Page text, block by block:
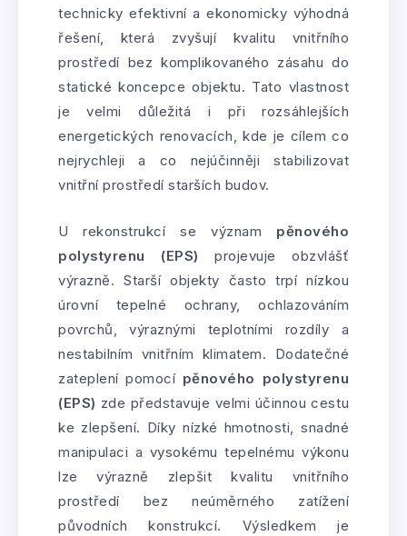
technicky efektivní a ekonomicky výhodná
řešení, která zvyšují kvalitu vnitřního
prostředí bez komplikovaného zásahu do
statické koncepce objektu. Tato vlastnost
je velmi důležitá i při rozsáhlejších
energetických renovacích, kde je cílem co
nejrychleji a co nejúčinněji stabilizovat
vnitřní prostředí starších budov.
U rekonstrukcí se význam pěnového
polystyrenu (EPS) projevuje obzvlášť
výrazně. Starší objekty často trpí nízkou
úrovní tepelné ochrany, ochlazováním
povrchů, výraznými teplotními rozdíly a
nestabilním vnitřním klimatem. Dodatečné
zateplení pomocí pěnového polystyrenu
(EPS) zde představuje velmi účinnou cestu
ke zlepšení. Díky nízké hmotnosti, snadné
manipulaci a vysokému tepelnému výkonu
lze výrazně zlepšit kvalitu vnitřního
prostředí bez neúměrného zatížení
původních konstrukcí. Výsledkem je